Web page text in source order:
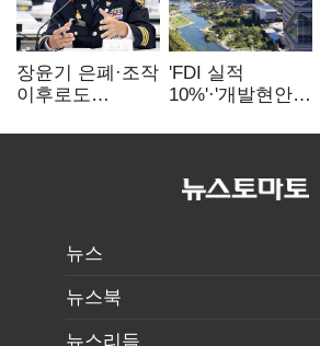
장윤기 은폐·조작
이후로도
내부비위…경찰
'FDI 실적
10%'·'개발현안
인천경제청장
뉴스
뉴스북
뉴스리듬